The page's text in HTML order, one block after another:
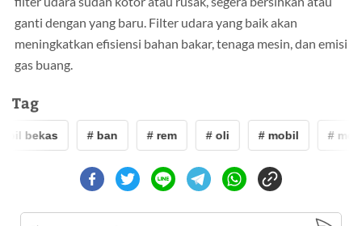
ganti dengan yang baru. Filter udara yang baik akan
meningkatkan efisiensi bahan bakar, tenaga mesin, dan emisi
gas buang.
Tag
bekas # ban # rem # oli # mobil #